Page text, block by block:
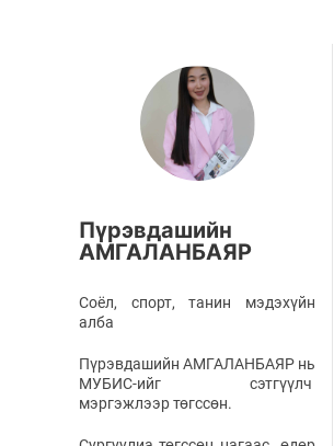
Пүрэвдашийн
АМГАЛАНБАЯР
Соёл, спорт, танин мэдэхүйн
алба
Пүрэвдашийн АМГАЛАНБАЯР нь
МУБИС-ийг сэтгүүлч
мэргэжлээр төгссөн.